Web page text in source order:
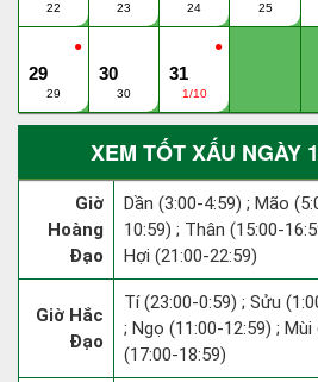
22 23 24 25
●
29
29
30
30
●
31
1/10
XEM TỐT XẤU NGÀY
Giờ
Hoàng
Đạo
Dần (3:00-4:59) ; Mão
10:59) ; Thân (15:00-
Hợi (21:00-22:59)
Giờ Hắc
Đạo
Tí (23:00-0:59) ; Sửu
; Ngọ (11:00-12:59) ; Mùi
(17:00-18:59)